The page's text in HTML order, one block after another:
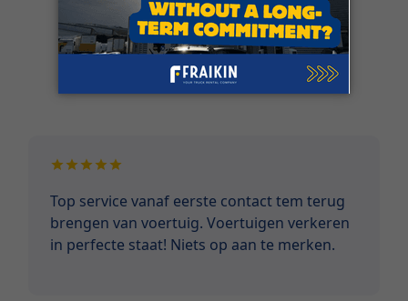
Klantgetuigenissen
Top service vanaf eerste contact tem terug
brengen van voertuig. Voertuigen verkeren
in perfecte staat! Niets op aan te merken.